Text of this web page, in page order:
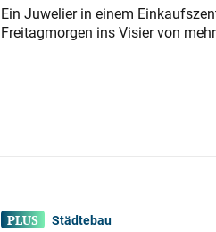
Ein Juwelier in einem
Freitagmorgen ins Visier von
Städtebau